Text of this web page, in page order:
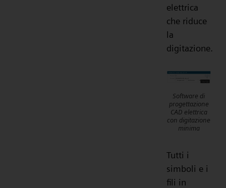
elettrica
che riduce
la
digitazione.
Software di
progettazione
CAD elettrica
con digitazione
minima
Tutti i
simboli e i
fili in